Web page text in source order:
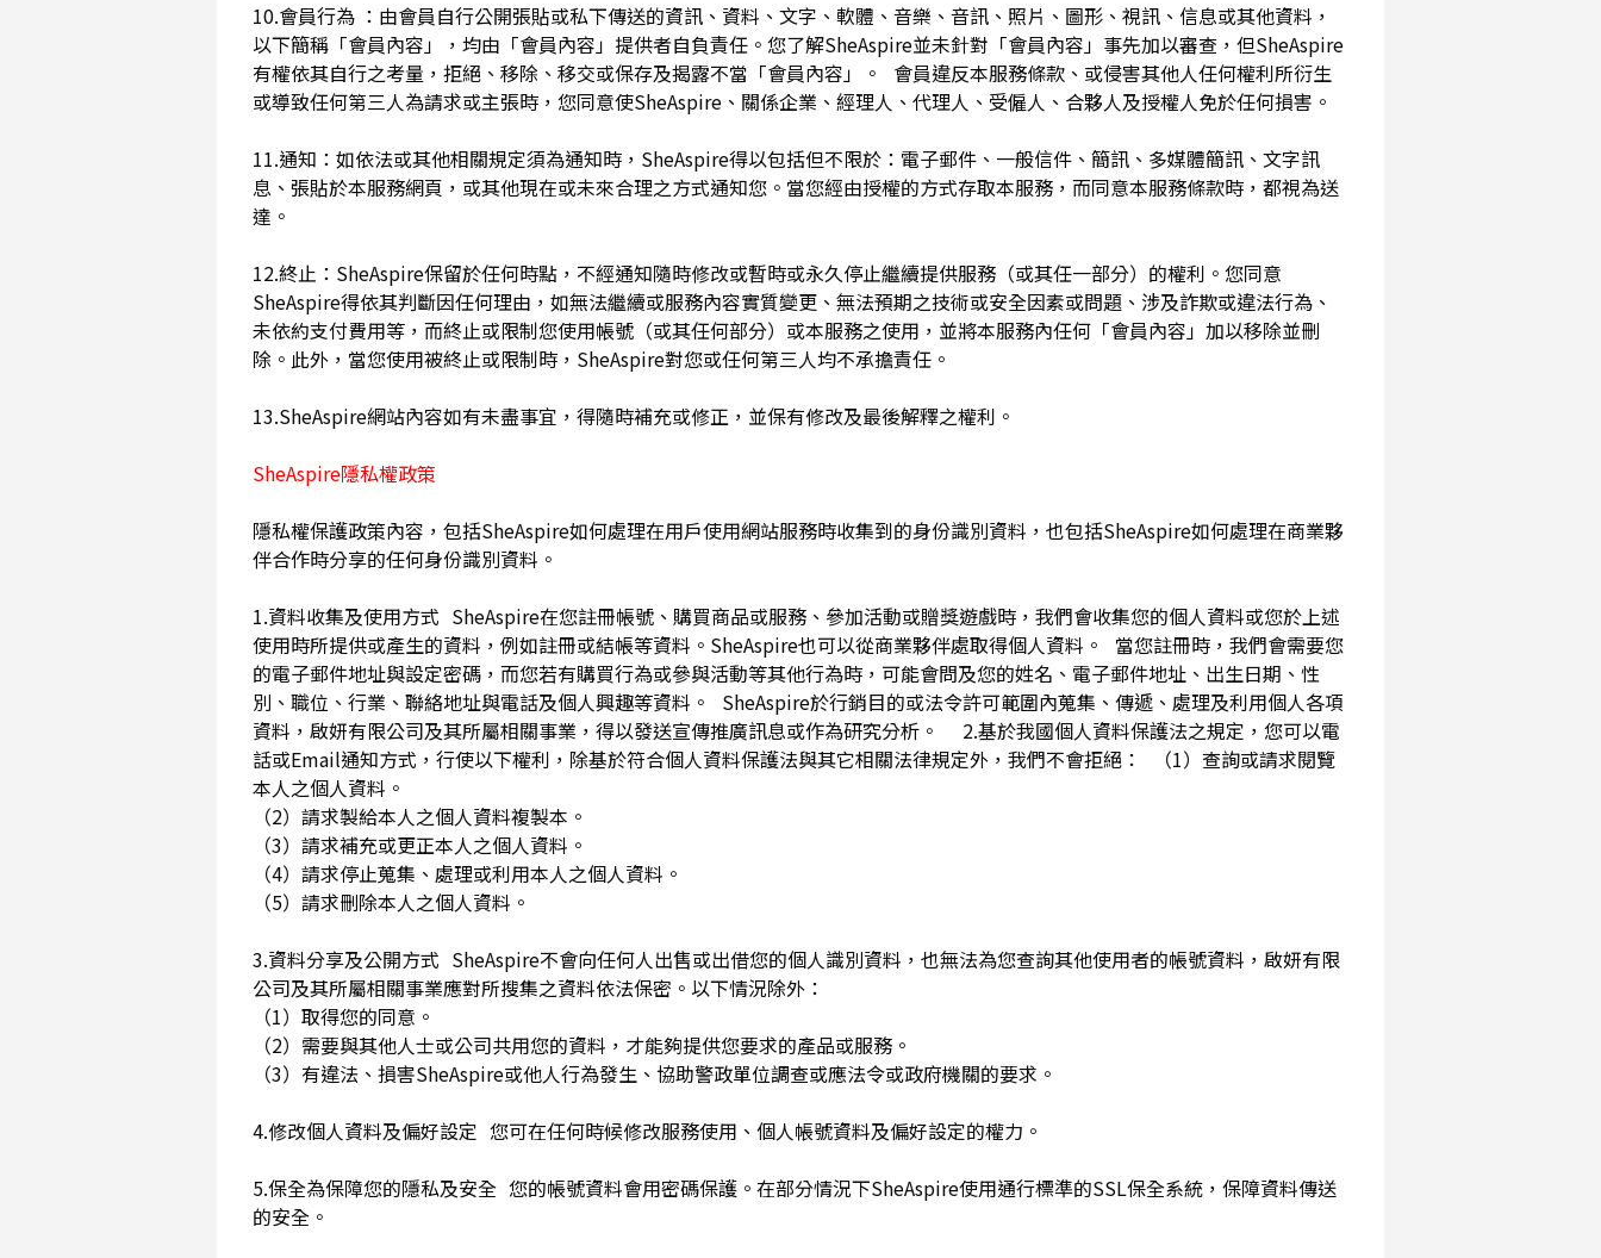
10.會員行為 ：由會員自行公開張貼或私下傳送的資訊、資料、文字、軟體、音樂、音訊、照片、圖形、視訊、信息或其他資料，
以下簡稱「會員內容」，均由「會員內容」提供者自負責任。您了解SheAspire並未針對「會員內容」事先加以審查，但SheAspire
有權依其自行之考量，拒絕、移除、移交或保存及揭露不當「會員內容」。 會員違反本服務條款、或侵害其他人任何權利所衍生
或導致任何第三人為請求或主張時，您同意使SheAspire、關係企業、經理人、代理人、受僱人、合夥人及授權人免於任何損害。
11.通知：如依法或其他相關規定須為通知時，SheAspire得以包括但不限於：電子郵件、一般信件、簡訊、多媒體簡訊、文字訊
息、張貼於本服務網頁，或其他現在或未來合理之方式通知您。當您經由授權的方式存取本服務，而同意本服務條款時，都視為送
達。
12.終止：SheAspire保留於任何時點，不經通知隨時修改或暫時或永久停止繼續提供服務（或其任一部分）的權利。您同意
SheAspire得依其判斷因任何理由，如無法繼續或服務內容實質變更、無法預期之技術或安全因素或問題、涉及詐欺或違法行為、
未依約支付費用等，而終止或限制您使用帳號（或其任何部分）或本服務之使用，並將本服務內任何「會員內容」加以移除並刪
除。此外，當您使用被終止或限制時，SheAspire對您或任何第三人均不承擔責任。
13.SheAspire網站內容如有未盡事宜，得隨時補充或修正，並保有修改及最後解釋之權利。
SheAspire隱私權政策
隱私權保護政策內容，包括SheAspire如何處理在用戶使用網站服務時收集到的身份識別資料，也包括SheAspire如何處理在商業夥
伴合作時分享的任何身份識別資料。
1.資料收集及使用方式 SheAspire在您註冊帳號、購買商品或服務、參加活動或贈獎遊戲時，我們會收集您的個人資料或您於上述
使用時所提供或產生的資料，例如註冊或結帳等資料。SheAspire也可以從商業夥伴處取得個人資料。 當您註冊時，我們會需要您
的電子郵件地址與設定密碼，而您若有購買行為或參與活動等其他行為時，可能會問及您的姓名、電子郵件地址、出生日期、性
別、職位、行業、聯絡地址與電話及個人興趣等資料。 SheAspire於行銷目的或法令許可範圍內蒐集、傳遞、處理及利用個人各項
資料，啟妍有限公司及其所屬相關事業，得以發送宣傳推廣訊息或作為研究分析。 2.基於我國個人資料保護法之規定，您可以電
話或Email通知方式，行使以下權利，除基於符合個人資料保護法與其它相關法律規定外，我們不會拒絕： （1）查詢或請求閱覽
本人之個人資料。
（2）請求製給本人之個人資料複製本。
（3）請求補充或更正本人之個人資料。
（4）請求停止蒐集、處理或利用本人之個人資料。
（5）請求刪除本人之個人資料。
3.資料分享及公開方式 SheAspire不會向任何人出售或出借您的個人識別資料，也無法為您查詢其他使用者的帳號資料，啟妍有限
公司及其所屬相關事業應對所搜集之資料依法保密。以下情況除外：
（1）取得您的同意。
（2）需要與其他人士或公司共用您的資料，才能夠提供您要求的產品或服務。
（3）有違法、損害SheAspire或他人行為發生、協助警政單位調查或應法令或政府機關的要求。
4.修改個人資料及偏好設定 您可在任何時候修改服務使用、個人帳號資料及偏好設定的權力。
5.保全為保障您的隱私及安全 您的帳號資料會用密碼保護。在部分情況下SheAspire使用通行標準的SSL保全系統，保障資料傳送
的安全。